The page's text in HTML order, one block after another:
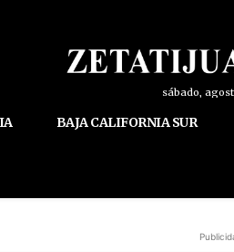
sábado,
BAJA CALIFORNIA SUR